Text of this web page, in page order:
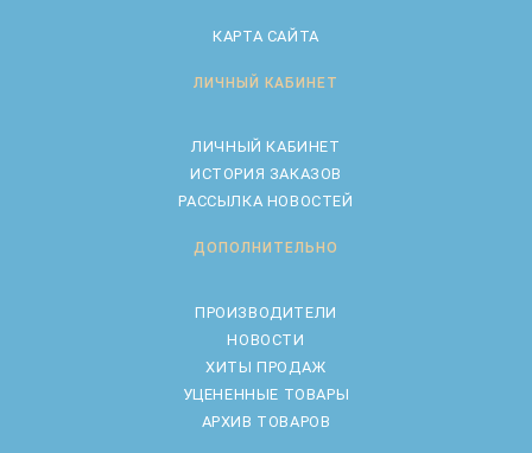
КАРТА САЙТА
ЛИЧНЫЙ КАБИНЕТ
ЛИЧНЫЙ КАБИНЕТ
ИСТОРИЯ ЗАКАЗОВ
РАССЫЛКА НОВОСТЕЙ
ДОПОЛНИТЕЛЬНО
ПРОИЗВОДИТЕЛИ
НОВОСТИ
ХИТЫ ПРОДАЖ
УЦЕНЕННЫЕ ТОВАРЫ
АРХИВ ТОВАРОВ